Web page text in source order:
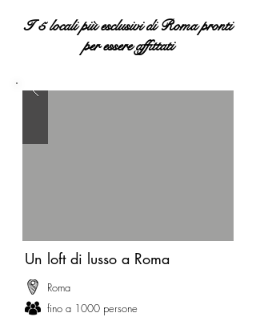
I 5 locali più esclusivi di Roma pronti
per essere affittati
Un loft di lusso a Roma
Roma
fino a 1000 persone